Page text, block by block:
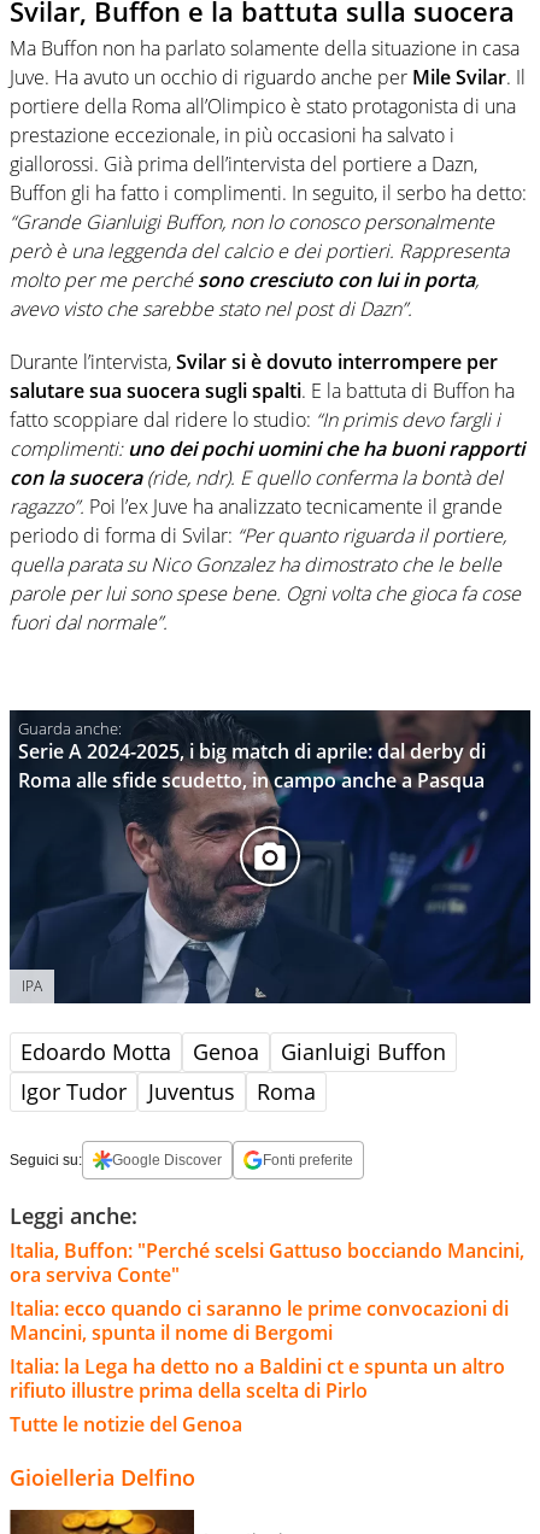
Svilar, Buffon e la battuta sulla suocera
Ma Buffon non ha parlato solamente della situazione in casa
Juve. Ha avuto un occhio di riguardo anche per MileSvilar. Il
portiere della Roma all’Olimpico è stato protagonista di una
prestazione eccezionale, in più occasioni ha salvato i
giallorossi. Già prima dell’intervista del portiere a Dazn,
Buffon gli ha fatto i complimenti. In seguito, il serbo ha detto:
“Grande Gianluigi Buffon, non lo conosco personalmente
però è una leggenda del calcio e dei portieri. Rappresenta
molto per me perchésono cresciuto con lui in porta,
avevo visto che sarebbe stato nel post di Dazn”.
Durante l’intervista,Svilar si è dovuto interrompere per
salutare sua suocera sugli spalti. E la battuta di Buffon ha
fatto scoppiare dal ridere lo studio: “In primis devo fargli i
complimenti:uno dei pochi uomini che ha buoni rapporti
con la suocera(ride, ndr). E quello conferma la bontà del
ragazzo”. Poi l’ex Juve ha analizzato tecnicamente il grande
periodo di forma di Svilar: “Per quanto riguarda il portiere,
quella parata su Nico Gonzalez ha dimostrato che le belle
parole per lui sono spese bene. Ogni volta che gioca fa cose
fuori dal normale”.
Serie A 2024-2025, i big match di aprile: dal derby di
Roma alle sfide scudetto, in campo anche a Pasqua
IPA
Edoardo Motta Genoa
Gianluigi Buffon
Igor Tudor
Juventus Roma
Seguici su: Google Discover Fonti preferite
Leggi anche:
Italia, Buffon: "Perché scelsi Gattuso bocciando Mancini,
ora serviva Conte"
Italia: ecco quando ci saranno le prime convocazioni di
Mancini, spunta il nome di Bergomi
Italia: la Lega ha detto no a Baldini ct e spunta un altro
rifiuto illustre prima della scelta di Pirlo
Tutte le notizie del Genoa
Gioielleria Delfino